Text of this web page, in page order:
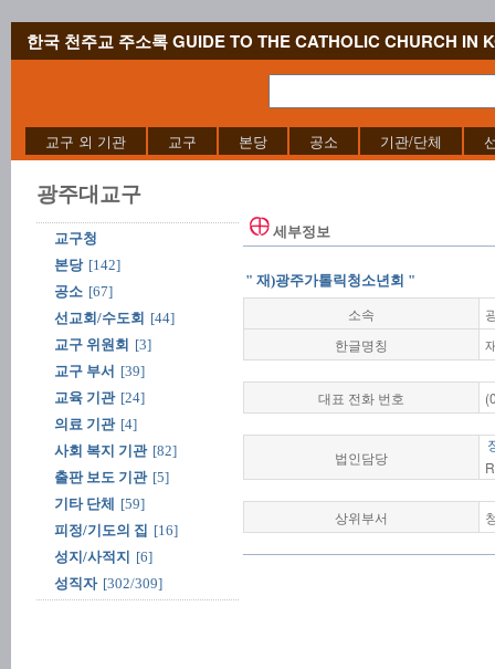
한국 천주교 주소록 GUIDE TO THE CATHOLIC CHURCH IN
교구 외 기관 교구 본당 공소 기관/단체
광주대교구
교구청
본당 [142]
공소 [67]
선교회/수도회 [44]
교구 위원회 [3]
교구 부서 [39]
교육 기관 [24]
의료 기관 [4]
사회 복지 기관 [82]
출판 보도 기관 [5]
기타 단체
[59]
피정/기도의 집 [16]
성지/사적지
[6]
성직자 [302/309]
세부정보
" 재)광주가톨릭청소년회 "
소속
한글명칭
대표 전화 번호
법인담당
상위부서